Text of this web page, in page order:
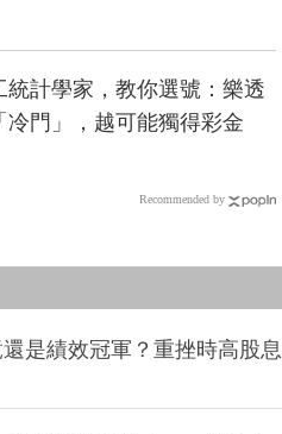
統計學家，教你選號：樂透
冷門」，越可能獨得彩金
Recommended by
是績效冠軍？重挫時高股息